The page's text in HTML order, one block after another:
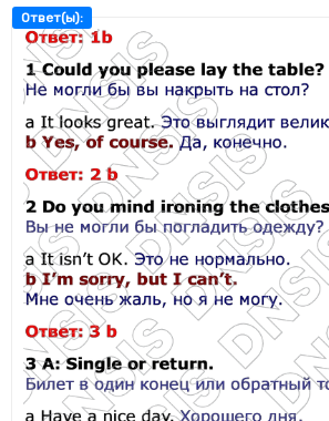
Ответ(ы):